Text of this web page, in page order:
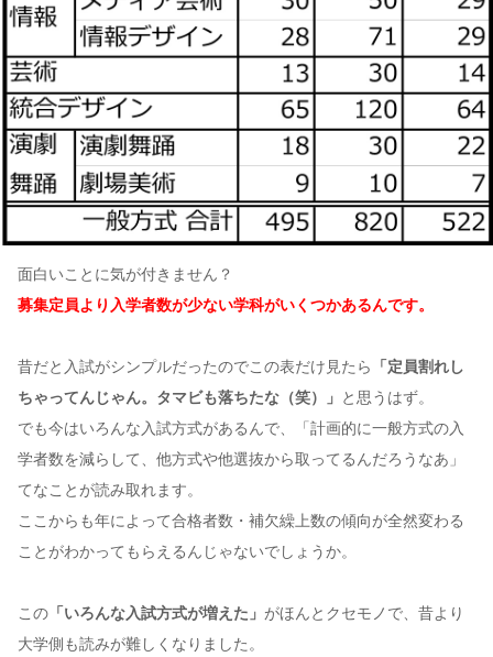
面白いことに気が付きません？
募集定員より入学者数が少ない学科がいくつかあるんです。
昔だと入試がシンプルだったのでこの表だけ見たら
「定員割れし
ちゃってんじゃん。タマビも落ちたな（笑）」 と思うはず。
でも今はいろんな入試方式があるんで、「計画的に一般方式の入
学者数を減らして、他方式や他選抜から取ってるんだろうなあ」
てなことが読み取れます。
ここからも年によって合格者数・補欠繰上数の傾向が全然変わる
ことがわかってもらえるんじゃないでしょうか。
この 「いろんな入試方式が増えた」 がほんとクセモノで、昔より
大学側も読みが難しくなりました。